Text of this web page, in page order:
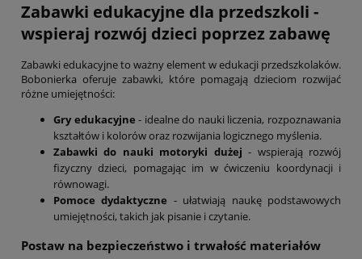
Zabawki edukacyjne dla przedszkoli -
wspieraj rozwój dzieci poprzez zabawę
Zabawki edukacyjne to ważny element w edukacji przedszkolaków.
Bobonierka oferuje zabawki, które pomagają dzieciom rozwijać
różne umiejętności:
Gry edukacyjne - idealne do nauki liczenia, rozpoznawania
kształtów i kolorów oraz rozwijania logicznego myślenia.
Zabawki do nauki motoryki dużej - wspierają rozwój
fizyczny dzieci, pomagając im w ćwiczeniu koordynacji i
równowagi.
Pomoce dydaktyczne - ułatwiają naukę podstawowych
umiejętności, takich jak pisanie i czytanie.
Postaw na bezpieczeństwo i trwałość materiałów